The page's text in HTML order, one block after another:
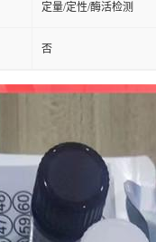
定量/定性/酶活检测
否